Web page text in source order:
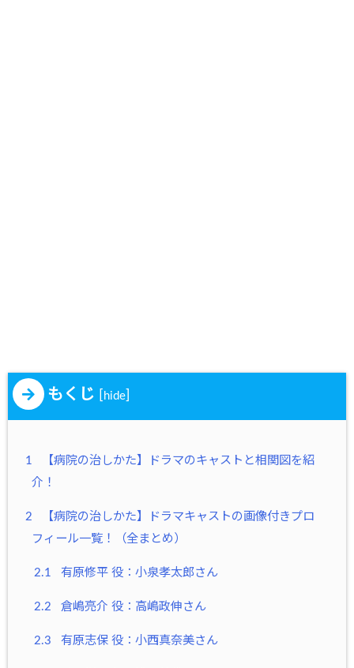
もくじ hide
1
【病院の治しかた】ドラマのキャストと相関図を紹
介！
2
【病院の治しかた】ドラマキャストの画像付きプロ
フィール一覧！（全まとめ）
2.1 有原修平 役：小泉孝太郎さん
2.2 倉嶋亮介 役：高嶋政伸さん
2.3 有原志保 役：小西真奈美さん